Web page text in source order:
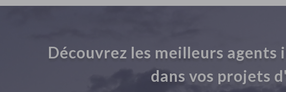
Découvrez les meilleurs agents
dans vos projets